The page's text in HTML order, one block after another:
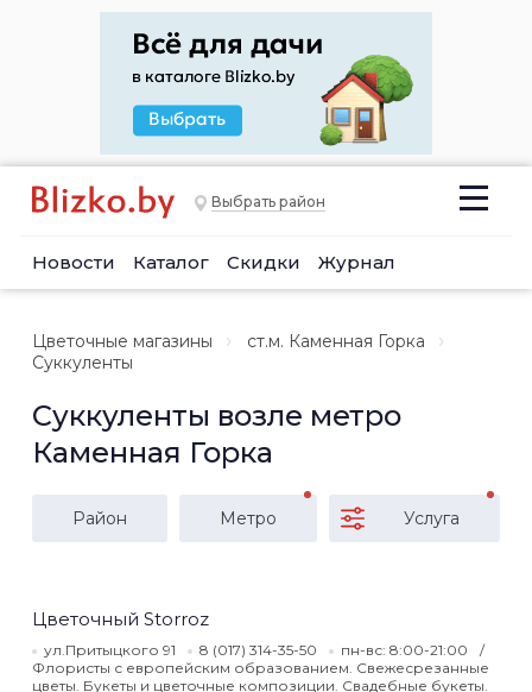
Выбрать район
Новости Каталог Скидки Журнал
Цветочные магазины
ст.м. Каменная Горка
Суккуленты
Суккуленты возле метро
Каменная Горка
Район Метро Услуга
Цветочный Storroz
ул.Притыцкого 91 8 (017) 314-35-50
пн-вс: 8:00-21:00
Флористы с европейским образованием. Свежесрезанные
цветы. Букеты и цветочные композиции. Свадебные букеты.